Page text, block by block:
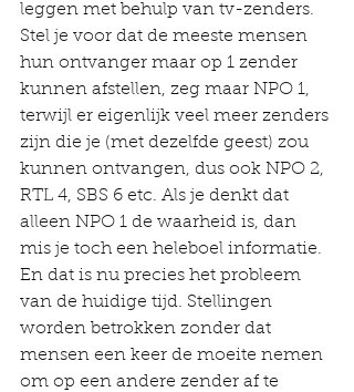
leggen met behulp van tv-zenders.
Stel je voor dat de meeste mensen
hun ontvanger maar op 1 zender
kunnen afstellen, zeg maar NPO 1,
terwijl er eigenlijk veel meer zenders
zijn die je (met dezelfde geest) zou
kunnen ontvangen, dus ook NPO 2,
RTL 4, SBS 6 etc. Als je denkt dat
alleen NPO 1 de waarheid is, dan
mis je toch een heleboel informatie.
En dat is nu precies het probleem
van de huidige tijd. Stellingen
worden betrokken zonder dat
mensen een keer de moeite nemen
om op een andere zender af te